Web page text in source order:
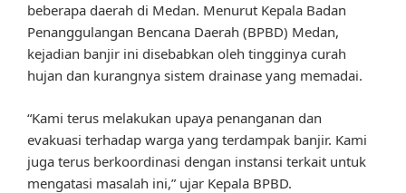
beberapa daerah di Medan. Menurut Kepala Badan
Penanggulangan Bencana Daerah (BPBD) Medan,
kejadian banjir ini disebabkan oleh tingginya curah
hujan dan kurangnya sistem drainase yang memadai.
“Kami terus melakukan upaya penanganan dan
evakuasi terhadap warga yang terdampak banjir. Kami
juga terus berkoordinasi dengan instansi terkait untuk
mengatasi masalah ini,” ujar Kepala BPBD.